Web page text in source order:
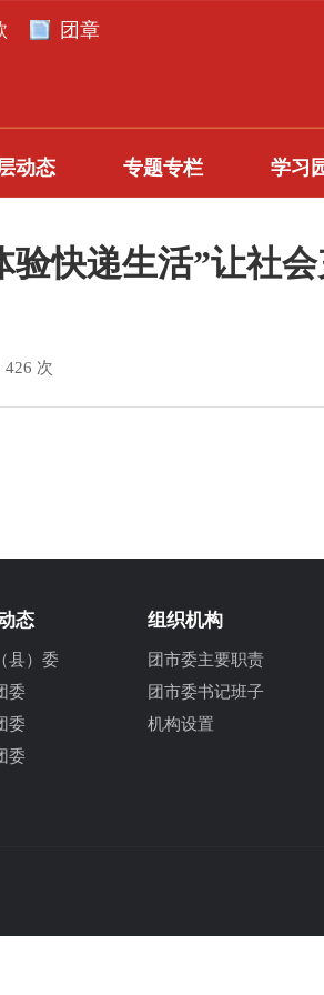
团章
动态 专题专栏 学习
快递生活”让社
426 次
态
县）委
委
委
委
组织机构
团市委主要职责
团市委书记班子
机构设置